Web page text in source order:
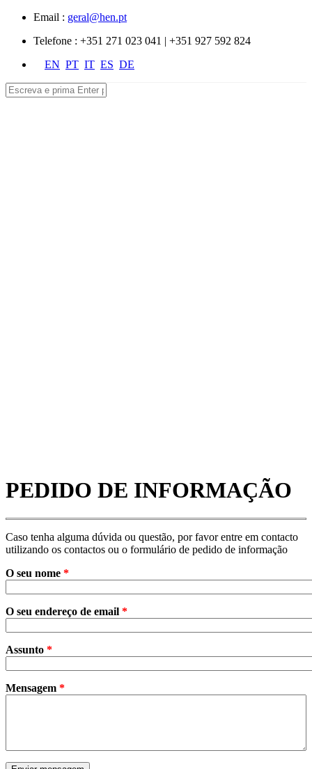
Passar para o conteúdo principal
Email : geral@hen.pt
Telefone : +351 271 023 041 | +351 927 592 824
EN PT IT ES DE
Pesquisar
PEDIDO DE INFORMAÇÃO
Caso tenha alguma dúvida ou questão, por favor entre em contacto
utilizando os contactos ou o formulário de pedido de informação
O seu nome *
O seu endereço de email *
Assunto *
Mensagem *